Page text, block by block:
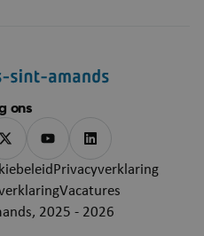
ons
Privacyverklaring
Vacatures
2025 - 2026
amands.be